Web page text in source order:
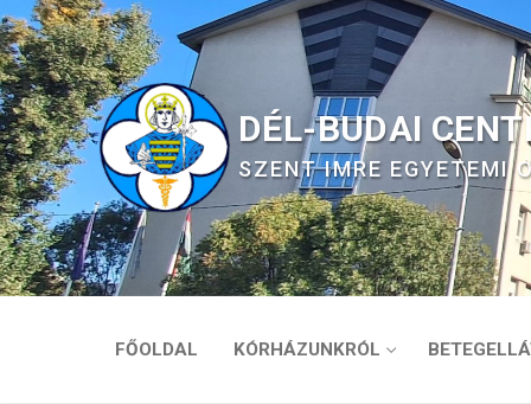
Ugrás
a
tartalomra
DÉL-BUDAI
SZENT IMRE EGYETEMI
FŐOLDAL KÓRHÁZUNKRÓL